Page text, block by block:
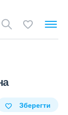
Зберегти